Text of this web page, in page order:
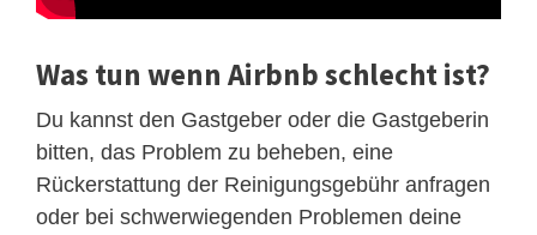
Was tun wenn Airbnb schlecht ist?
Du kannst den Gastgeber oder die Gastgeberin
bitten, das Problem zu beheben, eine
Rückerstattung der Reinigungsgebühr anfragen
oder bei schwerwiegenden Problemen deine